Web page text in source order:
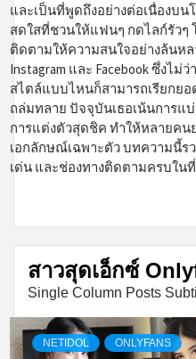
และเป็นที่พูดถึงอย่างต่อเนื่องบ
สดใสที่ชวนให้แฟนๆ กดไลก์รัวๆ
ติดตามให้ความสนใจอย่างล้นห
Instagram และ Facebook ซึ่งไ
สไตล์แบบไหนก็สามารถเรียกย
ถล่มทลาย ปัจจุบันเธอเน้นการแ
การแต่งตัวสุดชิค ทำให้หลายคน
เอกลักษณ์เฉพาะตัว บทความนี้ร
เด่น และช่องทางติดตามครบในที่
สาวสุดเอ็กซ์
Single Column Posts
NETIDOL ONLYFANS